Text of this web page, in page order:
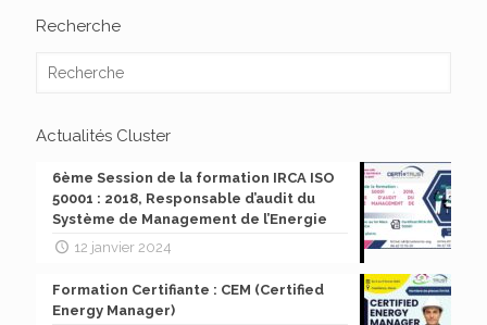
Recherche
Actualités Cluster
6ème Session de la formation IRCA ISO
50001 : 2018, Responsable d’audit du
Système de Management de l’Energie
12 janvier 2024
Formation Certifiante : CEM (Certified
Energy Manager)